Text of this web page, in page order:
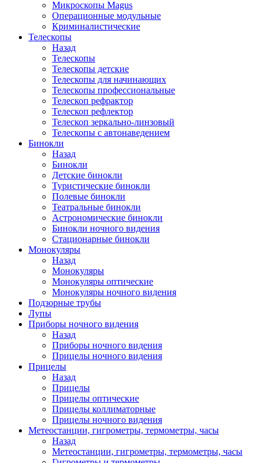
Микроскопы Magus
Операционные модульные
Криминалистические
Телескопы
Назад
Телескопы
Телескопы детские
Телескопы для начинающих
Телескопы профессиональные
Телескоп рефрактор
Телескоп рефлектор
Телескоп зеркально-линзовый
Телескопы с автонаведением
Бинокли
Назад
Бинокли
Детские бинокли
Туристические бинокли
Полевые бинокли
Театральные бинокли
Астрономические бинокли
Бинокли ночного видения
Стационарные бинокли
Монокуляры
Назад
Монокуляры
Монокуляры оптические
Монокуляры ночного видения
Подзорные трубы
Лупы
Приборы ночного видения
Назад
Приборы ночного видения
Прицелы ночного видения
Прицелы
Назад
Прицелы
Прицелы оптические
Прицелы коллиматорные
Прицелы ночного видения
Метеостанции, гигрометры, термометры, часы
Назад
Метеостанции, гигрометры, термометры, часы